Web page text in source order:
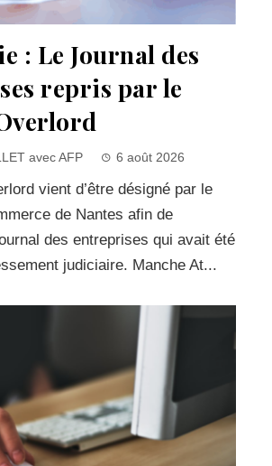
: Le Journal des
repris par le
avec AFP 6 août 2026
vient d’être désigné par le
de Nantes afin de
des entreprises qui avait été
judiciaire. Manche At...